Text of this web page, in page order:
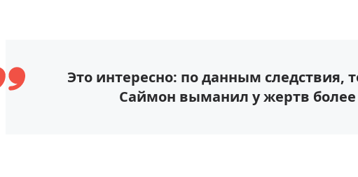
Это интересно: по данным следствия,
Саймон выманил у жертв